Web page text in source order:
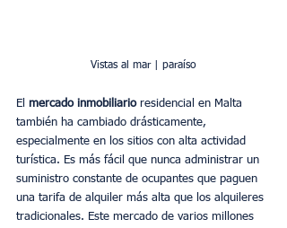
Vistas al mar | paraíso
El mercado inmobiliario residencial en Malta
también ha cambiado drásticamente,
especialmente en los sitios con alta actividad
turística. Es más fácil que nunca administrar un
suministro constante de ocupantes que paguen
una tarifa de alquiler más alta que los alquileres
tradicionales. Este mercado de varios millones